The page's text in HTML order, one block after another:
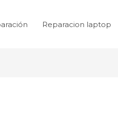
Reparacion laptop